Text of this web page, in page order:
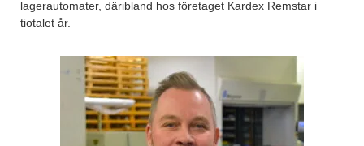
lagerautomater, däribland hos företaget Kardex Remstar i
tiotalet år.